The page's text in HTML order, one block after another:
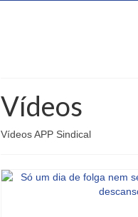
Vídeos
Vídeos APP Sindical